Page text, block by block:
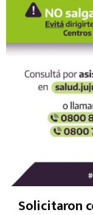
Solicitaron